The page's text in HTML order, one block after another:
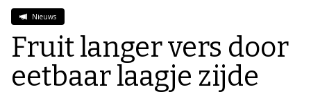
Nieuws
Fruit langer vers door
eetbaar laagje zijde